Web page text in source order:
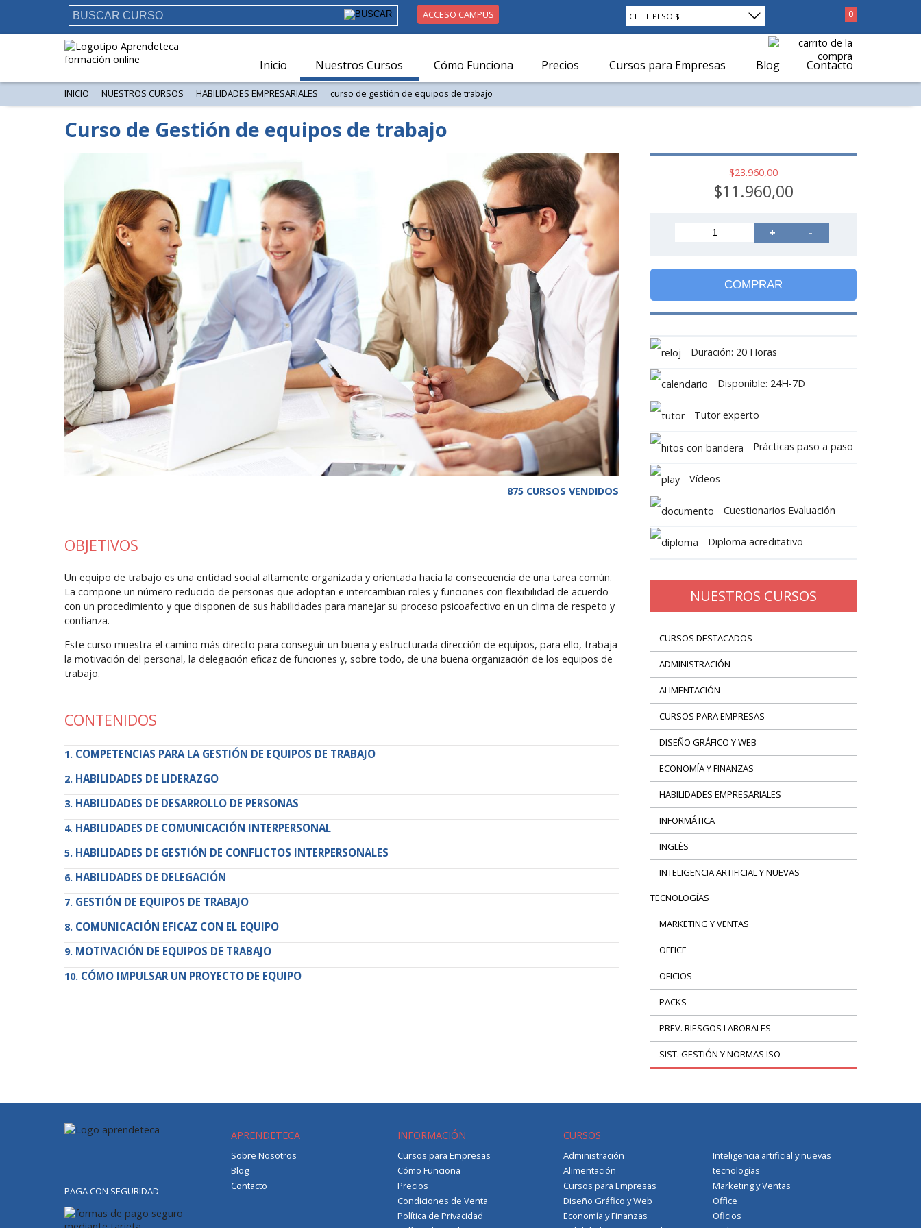
CHILE PESO $ 0
ACCESO CAMPUS
Inicio Nuestros Cursos Cómo Funciona Precios Cursos para Empresas Blog Contacto
INICIO NUESTROS CURSOS HABILIDADES EMPRESARIALES curso de gestión de equipos de trabajo
Curso de Gestión de equipos de trabajo
875 CURSOS VENDIDOS
OBJETIVOS
Un equipo de trabajo es una entidad social altamente organizada y orientada hacia la consecuencia de una tarea común.
La compone un número reducido de personas que adoptan e intercambian roles y funciones con flexibilidad de acuerdo
con un procedimiento y que disponen de sus habilidades para manejar su proceso psicoafectivo en un clima de respeto y
confianza.
Este curso muestra el camino más directo para conseguir un buena y estructurada dirección de equipos, para ello, trabaja
la motivación del personal, la delegación eficaz de funciones y, sobre todo, de una buena organización de los equipos de
trabajo.
CONTENIDOS
COMPETENCIAS PARA LA GESTIÓN DE EQUIPOS DE TRABAJO
HABILIDADES DE LIDERAZGO
HABILIDADES DE DESARROLLO DE PERSONAS
HABILIDADES DE COMUNICACIÓN INTERPERSONAL
HABILIDADES DE GESTIÓN DE CONFLICTOS INTERPERSONALES
HABILIDADES DE DELEGACIÓN
GESTIÓN DE EQUIPOS DE TRABAJO
COMUNICACIÓN EFICAZ CON EL EQUIPO
MOTIVACIÓN DE EQUIPOS DE TRABAJO
CÓMO IMPULSAR UN PROYECTO DE EQUIPO
$23.960,00
$11.960,00
+ -
COMPRAR
Duración: 20 Horas
Disponible: 24H-7D
Tutor experto
Prácticas paso a paso
Vídeos
Cuestionarios Evaluación
Diploma acreditativo
NUESTROS CURSOS
CURSOS DESTACADOS
ADMINISTRACIÓN
ALIMENTACIÓN
CURSOS PARA EMPRESAS
DISEÑO GRÁFICO Y WEB
ECONOMÍA Y FINANZAS
HABILIDADES EMPRESARIALES
INFORMÁTICA
INGLÉS
INTELIGENCIA ARTIFICIAL Y NUEVAS
TECNOLOGÍAS
MARKETING Y VENTAS
OFFICE
OFICIOS
PACKS
PREV. RIESGOS LABORALES
SIST. GESTIÓN Y NORMAS ISO
PAGA CON SEGURIDAD
APRENDETECA
Sobre Nosotros
Blog
Contacto
INFORMACIÓN
Cursos para Empresas
Cómo Funciona
Precios
Condiciones de Venta
Política de Privacidad
CURSOS
Administración
Alimentación
Cursos para Empresas
Diseño Gráfico y Web
Economía y Finanzas
Inteligencia artificial y nuevas
tecnologías
Marketing y Ventas
Office
Oficios